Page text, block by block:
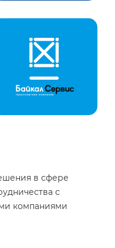
в сфере
с
компаниями